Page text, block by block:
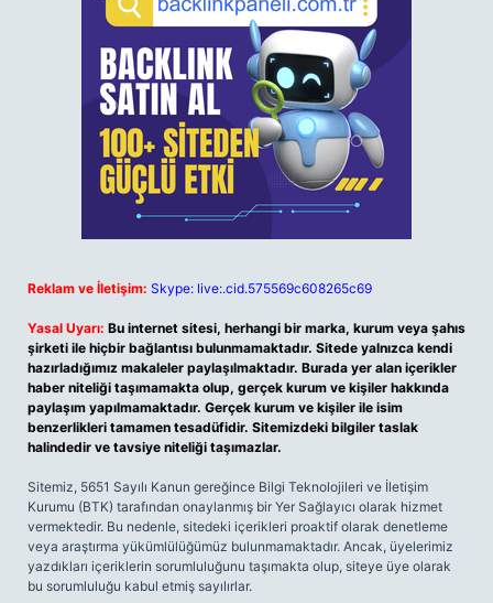
Reklam ve İletişim: Skype: live:.cid.575569c608265c69
Yasal Uyarı: Bu internet sitesi, herhangi bir marka, kurum veya şahıs
şirketi ile hiçbir bağlantısı bulunmamaktadır. Sitede yalnızca kendi
hazırladığımız makaleler paylaşılmaktadır. Burada yer alan içerikler
haber niteliği taşımamakta olup, gerçek kurum ve kişiler hakkında
paylaşım yapılmamaktadır. Gerçek kurum ve kişiler ile isim
benzerlikleri tamamen tesadüfidir. Sitemizdeki bilgiler taslak
halindedir ve tavsiye niteliği taşımazlar.
Sitemiz, 5651 Sayılı Kanun gereğince Bilgi Teknolojileri ve İletişim
Kurumu (BTK) tarafından onaylanmış bir Yer Sağlayıcı olarak hizmet
vermektedir. Bu nedenle, sitedeki içerikleri proaktif olarak denetleme
veya araştırma yükümlülüğümüz bulunmamaktadır. Ancak, üyelerimiz
yazdıkları içeriklerin sorumluluğunu taşımakta olup, siteye üye olarak
bu sorumluluğu kabul etmiş sayılırlar.